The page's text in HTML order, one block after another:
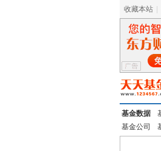
收藏本站
基金数据
基金公司